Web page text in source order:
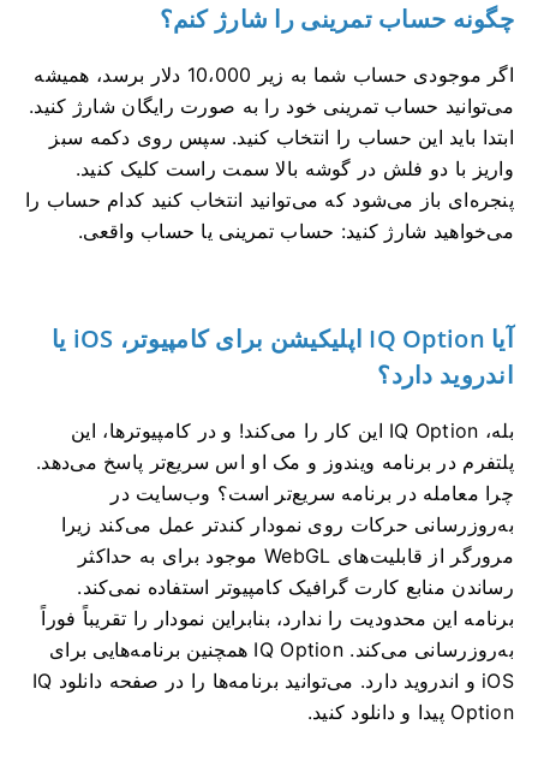
چگونه حساب تمرینی را شارژ کنم؟
اگر موجودی حساب شما به زیر 10،000 دلار برسد، همیشه
می‌توانید حساب تمرینی خود را به صورت رایگان شارژ کنید.
ابتدا باید این حساب را انتخاب کنید. سپس روی دکمه سبز
واریز با دو فلش در گوشه بالا سمت راست کلیک کنید.
پنجره‌ای باز می‌شود که می‌توانید انتخاب کنید کدام حساب را
می‌خواهید شارژ کنید: حساب تمرینی یا حساب واقعی.
آیا IQ Option اپلیکیشن برای کامپیوتر، iOS یا
اندروید دارد؟
بله، IQ Option این کار را می‌کند! و در کامپیوترها، این
پلتفرم در برنامه ویندوز و مک او اس سریع‌تر پاسخ می‌دهد.
چرا معامله در برنامه سریع‌تر است؟ وب‌سایت در
به‌روزرسانی حرکات روی نمودار کندتر عمل می‌کند زیرا
مرورگر از قابلیت‌های WebGL موجود برای به حداکثر
رساندن منابع کارت گرافیک کامپیوتر استفاده نمی‌کند.
برنامه این محدودیت را ندارد، بنابراین نمودار را تقریباً فوراً
به‌روزرسانی می‌کند. IQ Option همچنین برنامه‌هایی برای
iOS و اندروید دارد. می‌توانید برنامه‌ها را در صفحه دانلود IQ
Option پیدا و دانلود کنید.